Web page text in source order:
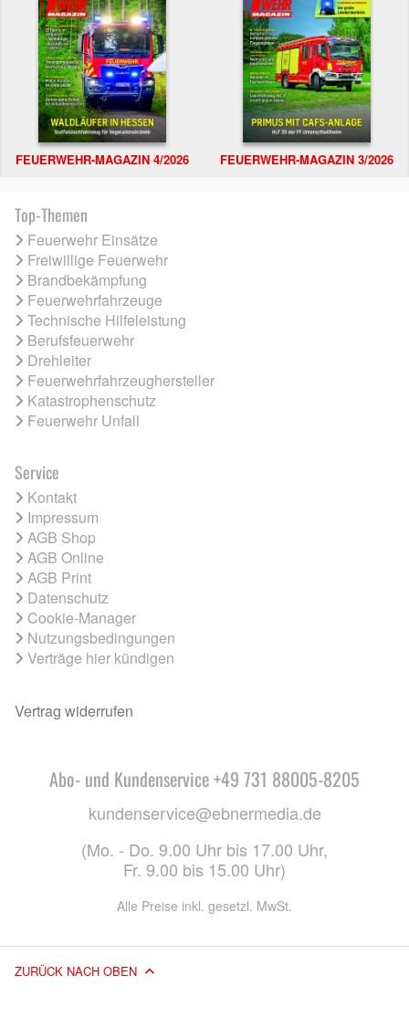
FEUERWEHR-MAGAZIN 4/2026 FEUERWEHR-MAGAZIN 3/2026
Top-Themen
Feuerwehr Einsätze
Freiwillige Feuerwehr
Brandbekämpfung
Feuerwehrfahrzeuge
Technische Hilfeleistung
Berufsfeuerwehr
Drehleiter
Feuerwehrfahrzeughersteller
Katastrophenschutz
Feuerwehr Unfall
Service
Kontakt
Impressum
AGB Shop
AGB Online
AGB Print
Datenschutz
Cookie-Manager
Nutzungsbedingungen
Verträge hier kündigen
Vertrag widerrufen
Abo- und Kundenservice +49 731 88005-8205
kundenservice@ebnermedia.de
(Mo. - Do. 9.00 Uhr bis 17.00 Uhr,
Fr. 9.00 bis 15.00 Uhr)
Alle Preise inkl. gesetzl. MwSt.
ZURÜCK NACH OBEN